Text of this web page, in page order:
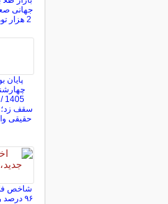
جهانی
2 هزار تومان ارزان شد
پایان
حقیقی
شاخص
۹۶